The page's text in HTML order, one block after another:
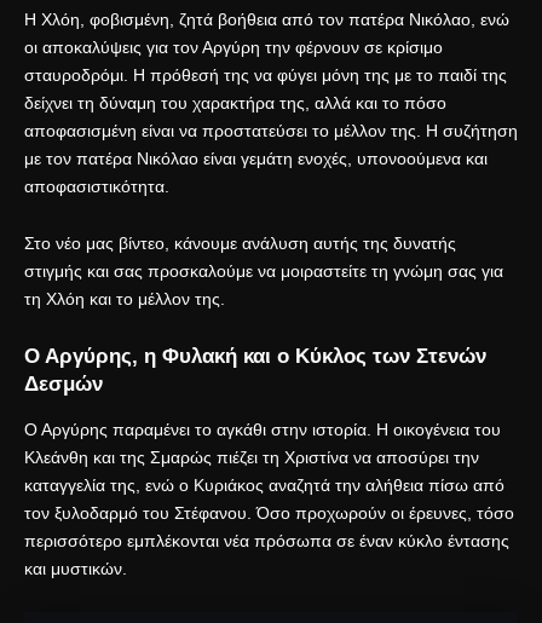
Η Χλόη, φοβισμένη, ζητά βοήθεια από τον πατέρα Νικόλαο, ενώ
οι αποκαλύψεις για τον Αργύρη την φέρνουν σε κρίσιμο
σταυροδρόμι. Η πρόθεσή της να φύγει μόνη της με το παιδί της
δείχνει τη δύναμη του χαρακτήρα της, αλλά και το πόσο
αποφασισμένη είναι να προστατεύσει το μέλλον της. Η συζήτηση
με τον πατέρα Νικόλαο είναι γεμάτη ενοχές, υπονοούμενα και
αποφασιστικότητα.
Στο νέο μας βίντεο, κάνουμε ανάλυση αυτής της δυνατής
στιγμής και σας προσκαλούμε να μοιραστείτε τη γνώμη σας για
τη Χλόη και το μέλλον της.
Ο Αργύρης, η Φυλακή και ο Κύκλος των Στενών
Δεσμών
Ο Αργύρης παραμένει το αγκάθι στην ιστορία. Η οικογένεια του
Κλεάνθη και της Σμαρώς πιέζει τη Χριστίνα να αποσύρει την
καταγγελία της, ενώ ο Κυριάκος αναζητά την αλήθεια πίσω από
τον ξυλοδαρμό του Στέφανου. Όσο προχωρούν οι έρευνες, τόσο
περισσότερο εμπλέκονται νέα πρόσωπα σε έναν κύκλο έντασης
και μυστικών.